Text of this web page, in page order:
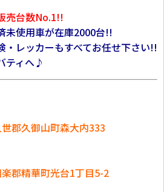
売台数No.1!!
未使用車が在庫2000台!!
・レッカーもすべてお任せ下さい!!
ティへ♪
郡久御山町森大内333
郡精華町光台1丁目5-2